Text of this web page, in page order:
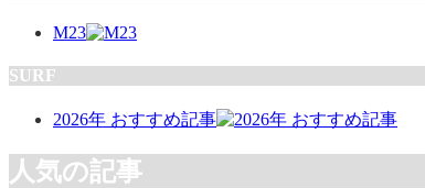
M23
SURF
2026年 おすすめ記事
人気の記事